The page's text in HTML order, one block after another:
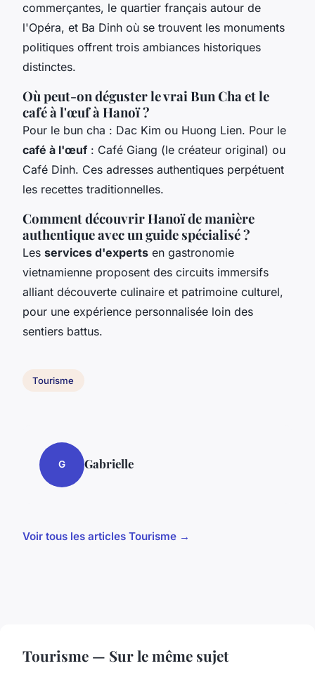
commerçantes, le quartier français autour de
l'Opéra, et Ba Dinh où se trouvent les monuments
politiques offrent trois ambiances historiques
distinctes.
Où peut-on déguster le vrai Bun Cha et le
café à l'œuf à Hanoï ?
Pour le bun cha : Dac Kim ou Huong Lien. Pour le
café à l'œuf : Café Giang (le créateur original) ou
Café Dinh. Ces adresses authentiques perpétuent
les recettes traditionnelles.
Comment découvrir Hanoï de manière
authentique avec un guide spécialisé ?
Les services d'experts en gastronomie
vietnamienne proposent des circuits immersifs
alliant découverte culinaire et patrimoine culturel,
pour une expérience personnalisée loin des
sentiers battus.
Tourisme
G Gabrielle
Voir tous les articles Tourisme →
Tourisme — Sur le même sujet